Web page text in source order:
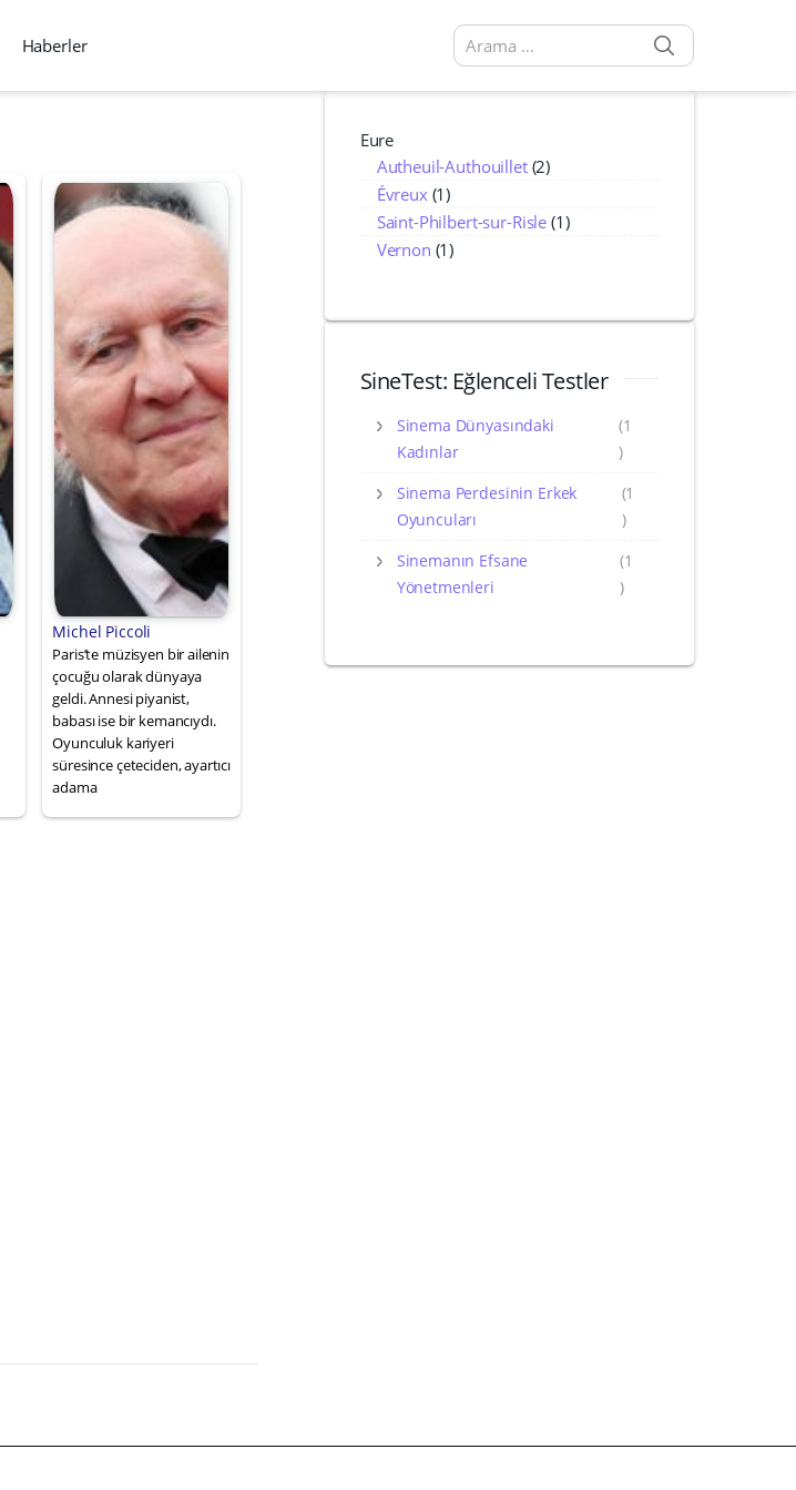
Haberler
Arama sonuçları:
Michel Piccoli
Paris’te müzisyen bir ailenin
çocuğu olarak dünyaya
geldi. Annesi piyanist,
babası ise bir kemancıydı.
Oyunculuk kariyeri
süresince çeteciden, ayartıcı
adama
Eure
Autheuil-Authouillet(2)
Évreux(1)
Saint-Philbert-sur-Risle (1)
Vernon (1)
SineTest: Eğlenceli Testler
Sinema Dünyasındaki
Kadınlar
(1
)
Sinema Perdesinin Erkek
Oyuncuları
(1
)
Sinemanın Efsane
Yönetmenleri
(1
)